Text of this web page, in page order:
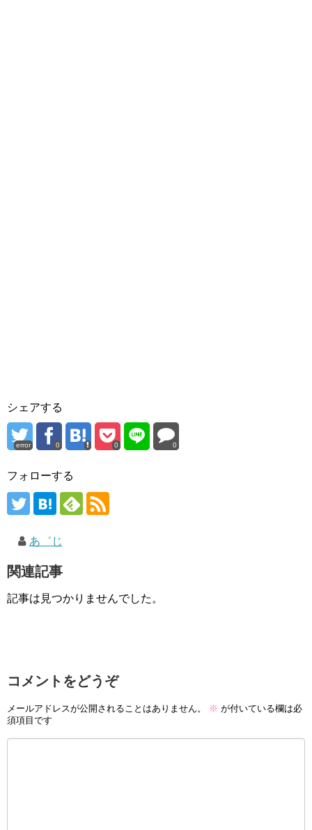
シェアする
error 0 0 0
フォローする
あ゛じ
関連記事
記事は見つかりませんでした。
コメントをどうぞ
メールアドレスが公開されることはありません。 ※ が付いている欄は必
須項目です